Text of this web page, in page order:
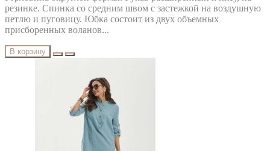
резинке. Спинка со средним швом с застежкой на воздушную
петлю и пуговицу. Юбка состоит из двух объемных
присборенных воланов...
В корзину